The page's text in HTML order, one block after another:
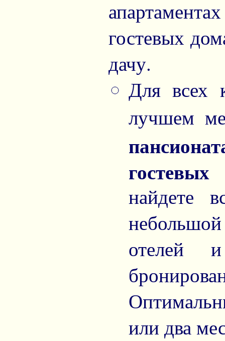
гостевых
дачу.
Для всех
лучшем
найдете
отелей
или два